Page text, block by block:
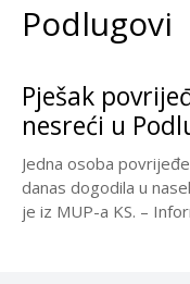
Podlugovi
Pješak
nesreći u
Jedna osoba
danas dogodila u
je iz MUP-a KS. –